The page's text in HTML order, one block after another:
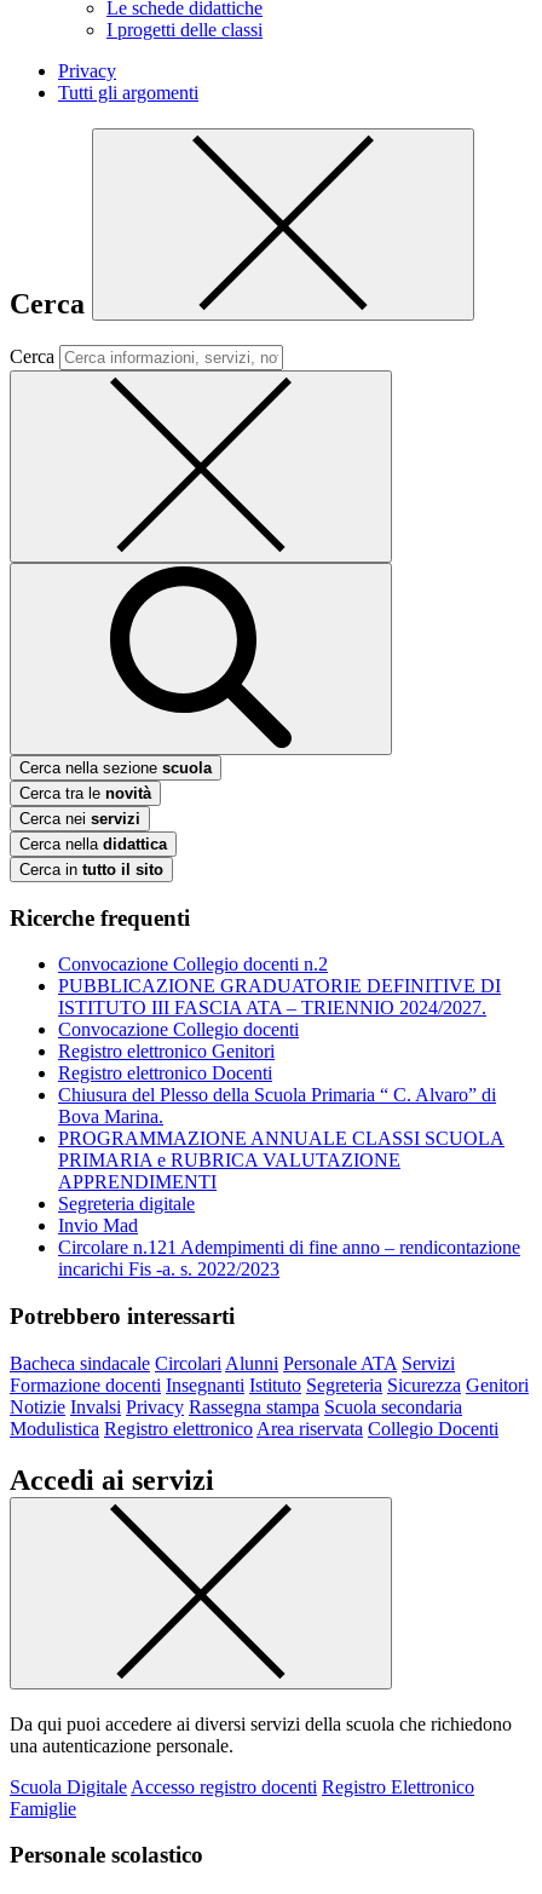
Le schede didattiche
I progetti delle classi
Privacy
Tutti gli argomenti
Cerca
Cerca
Cerca nella sezione scuola
Cerca tra le novità
Cerca nei servizi
Cerca nella didattica
Cerca in tutto il sito
Ricerche frequenti
Convocazione Collegio docenti n.2
PUBBLICAZIONE GRADUATORIE DEFINITIVE DI
ISTITUTO III FASCIA ATA – TRIENNIO 2024/2027.
Convocazione Collegio docenti
Registro elettronico Genitori
Registro elettronico Docenti
Chiusura del Plesso della Scuola Primaria “ C. Alvaro” di
Bova Marina.
PROGRAMMAZIONE ANNUALE CLASSI SCUOLA
PRIMARIA e RUBRICA VALUTAZIONE
APPRENDIMENTI
Segreteria digitale
Invio Mad
Circolare n.121 Adempimenti di fine anno – rendicontazione
incarichi Fis -a. s. 2022/2023
Potrebbero interessarti
Bacheca sindacale Circolari Alunni Personale ATA Servizi
Formazione docenti Insegnanti Istituto Segreteria Sicurezza Genitori
Notizie Invalsi Privacy Rassegna stampa Scuola secondaria
Modulistica Registro elettronico Area riservata Collegio Docenti
Accedi ai servizi
Da qui puoi accedere ai diversi servizi della scuola che richiedono
una autenticazione personale.
Scuola Digitale Accesso registro docenti Registro Elettronico
Famiglie
Personale scolastico